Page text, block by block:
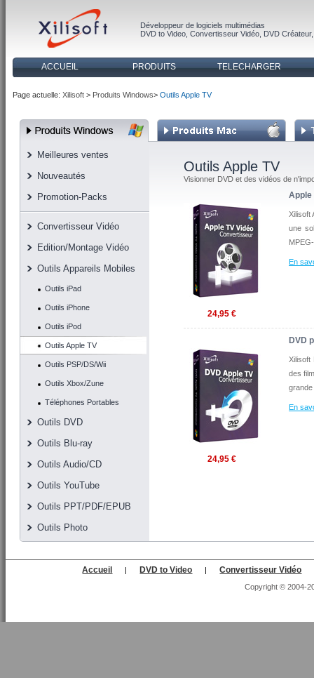
Développeur de logiciels multimédias
DVD to Video Convertisseur Vidéo DVD Créateur
ACCUEIL PRODUITS TELECHARGER
Page actuelle: Xilisoft > Produits Windows> Outils Apple TV
Outils Apple TV
Visionner DVD et des vidéos de
24,95 €
Apple
Xilisoft
une
En
24,95 €
DVD
Xilisoft
des
En
Meilleures ventes
Nouveautés
Promotion-Packs
Convertisseur Vidéo
Edition/Montage Vidéo
Outils Appareils Mobiles
Outils iPad
Outils iPhone
Outils iPod
Outils Apple TV
Outils PSP/DS/Wii
Outils Xbox/Zune
Téléphones Portables
Outils DVD
Outils Blu-ray
Outils Audio/CD
Outils YouTube
Outils PPT/PDF/EPUB
Outils Photo
Accueil | DVD to Video | Convertisseur Vidéo
Copyright © 2004-